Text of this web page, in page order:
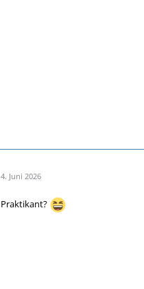
4. Juni 2026
Praktikant?